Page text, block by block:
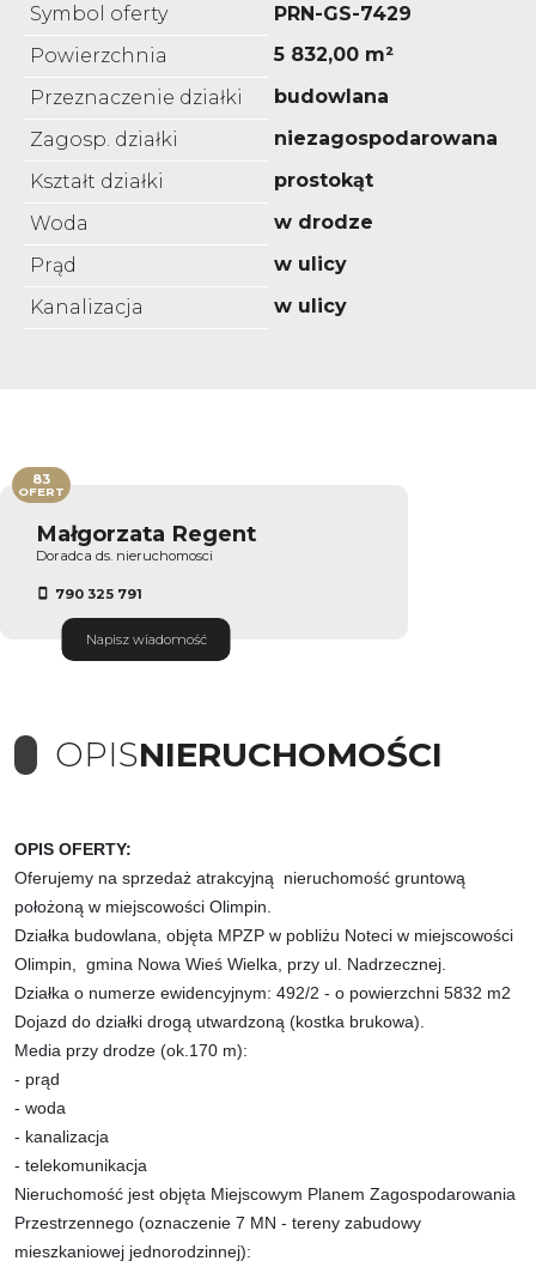
Symbol oferty
PRN-GS-7429
Powierzchnia
5 832,00 m²
Przeznaczenie działki
budowlana
Zagosp. działki
niezagospodarowana
Kształt działki
prostokąt
Woda
w drodze
Prąd
w ulicy
Kanalizacja
w ulicy
Małgorzata Regent
Doradca ds. nieruchomosci
790 325 791
Napisz wiadomość
83
OFERT
OPISNIERUCHOMOŚCI
OPIS OFERTY:
Oferujemy na sprzedaż atrakcyjną nieruchomość gruntową
położoną w miejscowości Olimpin.
Działka budowlana, objęta MPZP w pobliżu Noteci w miejscowości
Olimpin, gmina Nowa Wieś Wielka, przy ul. Nadrzecznej.
Działka o numerze ewidencyjnym: 492/2 - o powierzchni 5832 m2
Dojazd do działki drogą utwardzoną (kostka brukowa).
Media przy drodze (ok.170 m):
- prąd
- woda
- kanalizacja
- telekomunikacja
Nieruchomość jest objęta Miejscowym Planem Zagospodarowania
Przestrzennego (oznaczenie 7 MN - tereny zabudowy
mieszkaniowej jednorodzinnej):